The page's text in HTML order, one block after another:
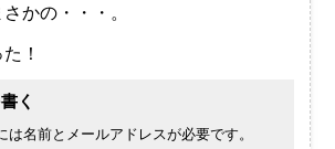
かの・・・。
！
く
は名前とメールアドレスが必要です。